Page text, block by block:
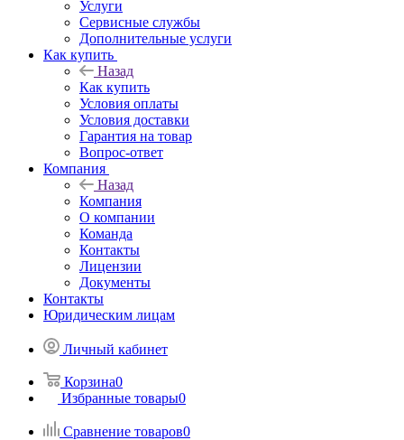
Услуги
Сервисные службы
Дополнительные услуги
Как купить
Назад
Как купить
Условия оплаты
Условия доставки
Гарантия на товар
Вопрос-ответ
Компания
Назад
Компания
О компании
Команда
Контакты
Лицензии
Документы
Контакты
Юридическим лицам
Личный кабинет
Корзина0
Избранные товары0
Сравнение товаров0